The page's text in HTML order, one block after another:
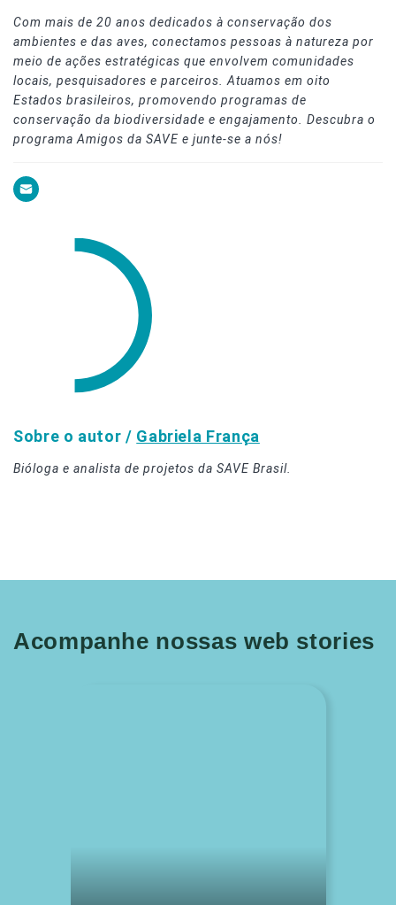
Com mais de 20 anos dedicados à conservação dos
ambientes e das aves, conectamos pessoas à natureza por
meio de ações estratégicas que envolvem comunidades
locais, pesquisadores e parceiros. Atuamos em oito
Estados brasileiros, promovendo programas de
conservação da biodiversidade e engajamento. Descubra o
programa Amigos da SAVE e junte-se a nós!
Sobre o autor / Gabriela França
Bióloga e analista de projetos da SAVE Brasil.
Acompanhe nossas web stories